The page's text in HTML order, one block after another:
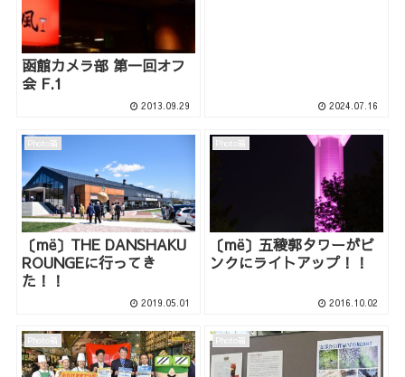
函館カメラ部 第一回オフ
会 F.1
2013.09.29 2024.07.16
Photo箱
〔më〕THE DANSHAKU
ROUNGEに行ってき
た！！
2019.05.01
Photo箱
〔më〕五稜郭タワーがピ
ンクにライトアップ！！
2016.10.02
Photo箱 Photo箱